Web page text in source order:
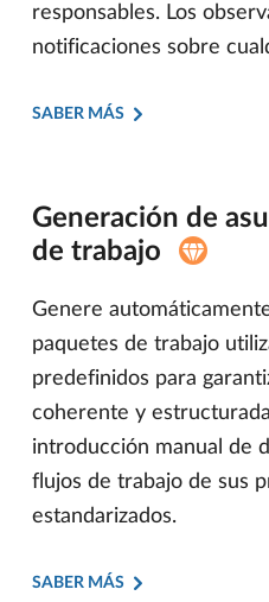
responsables. Los
notificaciones sobre
SABER MÁS
Generación de
de trabajo
Genere
paquetes de trabajo
predefinidos para
coherente y
introducción manual de
flujos de trabajo de sus
estandarizados.
SABER MÁS